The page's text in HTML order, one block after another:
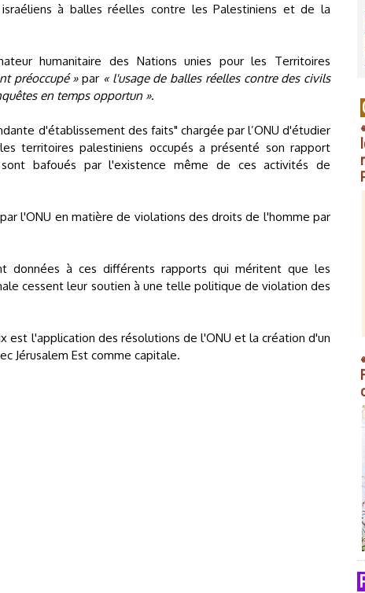
à balles réelles contre les Palestiniens et de la
humanitaire des Nations unies pour les Territoires
préoccupé »par « l'usage de balles réelles contre des civils
en temps opportun ».
d'établissement des faits" chargée par l’ONU d'étudier
territoires palestiniens occupés a présenté son rapport
bafoués par l'existence même de ces activités de
l'ONU en matière de violations des droits de l'homme par
données à ces différents rapports qui méritent que les
cessent leur soutien à une telle politique de violation des
est l'application des résolutions de l'ONU et la création d'un
Jérusalem Est comme capitale.